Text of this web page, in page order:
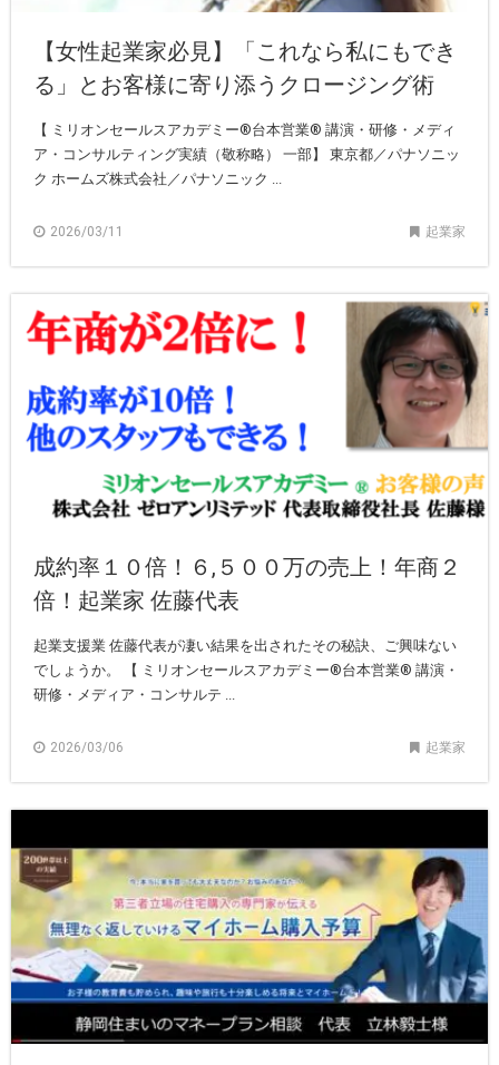
【女性起業家必見】「これなら私にもでき
る」とお客様に寄り添うクロージング術
【 ミリオンセールスアカデミー®︎台本営業®︎ 講演・研修・メディ
ア・コンサルティング実績（敬称略） 一部】 東京都／パナソニッ
ク ホームズ株式会社／パナソニック ...
2026/03/11 起業家
成約率１０倍！６,５００万の売上！年商２
倍！起業家 佐藤代表
起業支援業 佐藤代表が凄い結果を出されたその秘訣、ご興味ない
でしょうか。 【 ミリオンセールスアカデミー®︎台本営業®︎ 講演・
研修・メディア・コンサルテ ...
2026/03/06 起業家